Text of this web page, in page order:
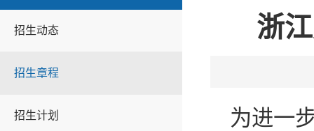
招生动态
招生章程
招生计划
浙
为进一